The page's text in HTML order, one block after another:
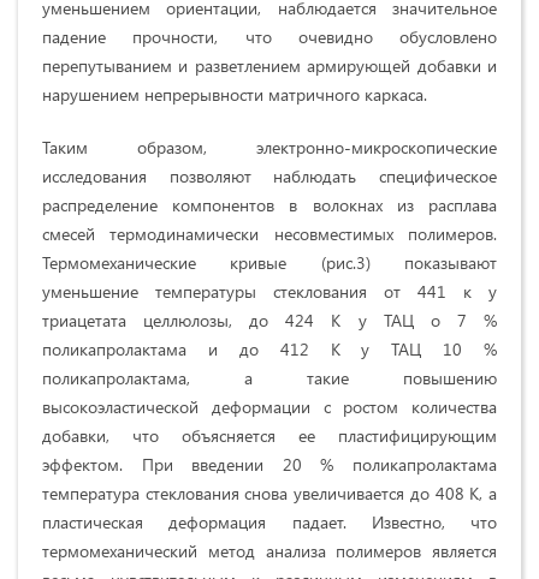
уменьшением ориентации, наблюдается значительное
падение прочности, что очевидно обусловлено
перепутыванием и разветлением армирующей добавки и
нарушением непрерывности матричного каркаса.
Таким образом, электронно-микроскопические
исследования позволяют наблюдать специфическое
распределение компонентов в волокнах из расплава
смесей термодинамически несовместимых полимеров.
Термомеханические кривые (рис.3) показывают
уменьшение температуры стеклования от 441 к у
триацетата целлюлозы, до 424 К у ТАЦ о 7 %
поликапролактама и до 412 К у ТАЦ 10 %
поликапролактама, а такие повышению
высокоэластической деформации с ростом количества
добавки, что объясняется ее пластифицирующим
эффектом. При введении 20 % поликапролактама
температура стеклования снова увеличивается до 408 К, а
пластическая деформация падает. Известно, что
термомеханический метод анализа полимеров является